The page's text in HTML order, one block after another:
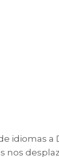
idiomas a
nos